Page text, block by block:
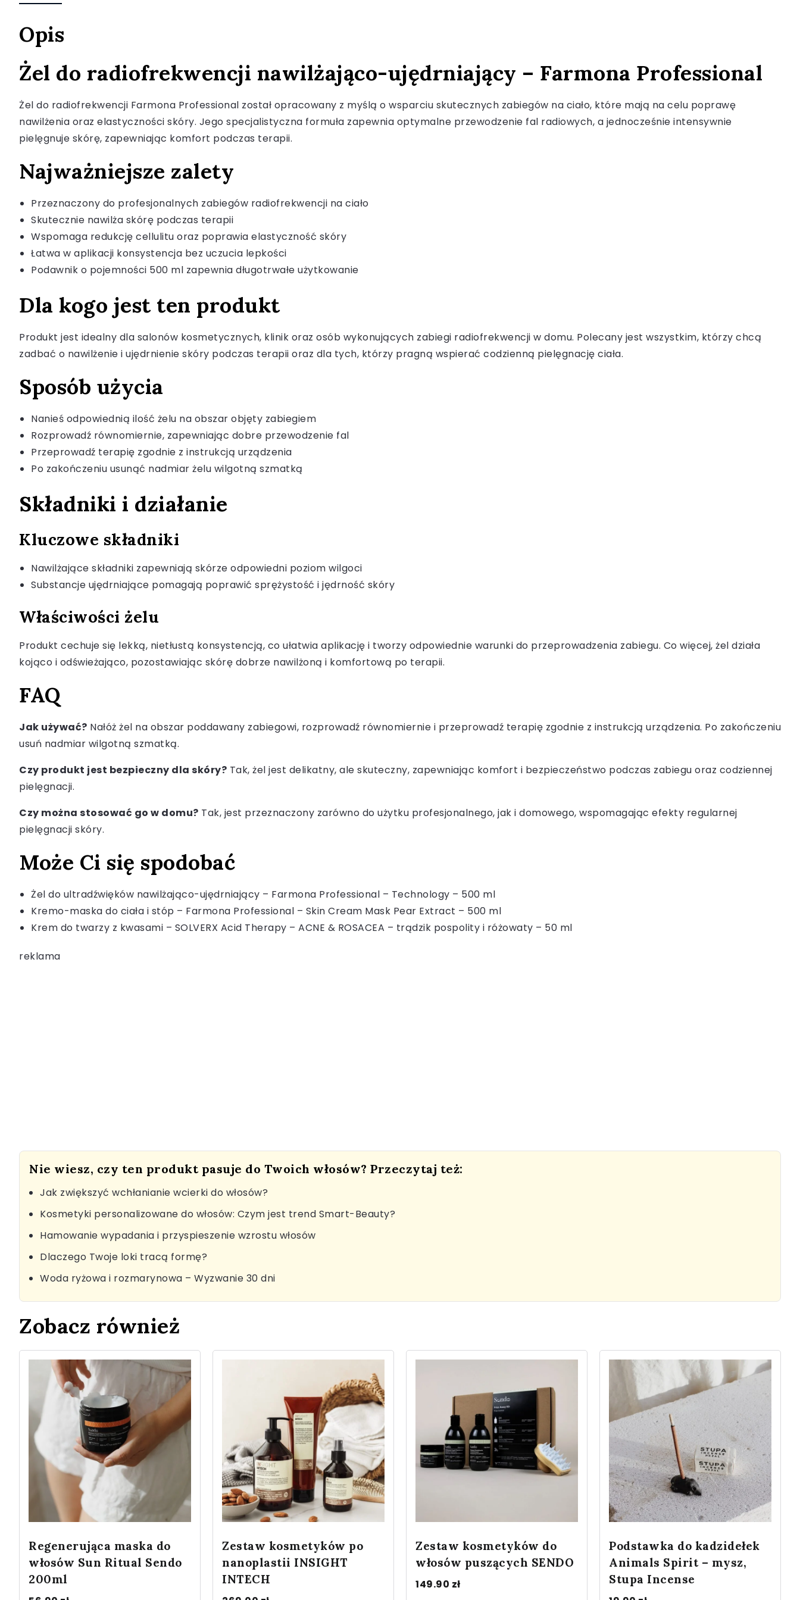
Opis
Żel do radiofrekwencji nawilżająco-ujędrniający – Farmona Professional
Żel do radiofrekwencji Farmona Professional został opracowany z myślą o wsparciu skutecznych zabiegów na ciało, które mają na celu poprawę
nawilżenia oraz elastyczności skóry. Jego specjalistyczna formuła zapewnia optymalne przewodzenie fal radiowych, a jednocześnie intensywnie
pielęgnuje skórę, zapewniając komfort podczas terapii.
Najważniejsze zalety
Przeznaczony do profesjonalnych zabiegów radiofrekwencji na ciało
Skutecznie nawilża skórę podczas terapii
Wspomaga redukcję cellulitu oraz poprawia elastyczność skóry
Łatwa w aplikacji konsystencja bez uczucia lepkości
Podawnik o pojemności 500 ml zapewnia długotrwałe użytkowanie
Dla kogo jest ten produkt
Produkt jest idealny dla salonów kosmetycznych, klinik oraz osób wykonujących zabiegi radiofrekwencji w domu. Polecany jest wszystkim, którzy chcą
zadbać o nawilżenie i ujędrnienie skóry podczas terapii oraz dla tych, którzy pragną wspierać codzienną pielęgnację ciała.
Sposób użycia
Nanieś odpowiednią ilość żelu na obszar objęty zabiegiem
Rozprowadź równomiernie, zapewniając dobre przewodzenie fal
Przeprowadź terapię zgodnie z instrukcją urządzenia
Po zakończeniu usunąć nadmiar żelu wilgotną szmatką
Składniki i działanie
Kluczowe składniki
Nawilżające składniki zapewniają skórze odpowiedni poziom wilgoci
Substancje ujędrniające pomagają poprawić sprężystość i jędrność skóry
Właściwości żelu
Produkt cechuje się lekką, nietłustą konsystencją, co ułatwia aplikację i tworzy odpowiednie warunki do przeprowadzenia zabiegu. Co więcej, żel działa
kojąco i odświeżająco, pozostawiając skórę dobrze nawilżoną i komfortową po terapii.
FAQ
Jak używać? Nałóż żel na obszar poddawany zabiegowi, rozprowadź równomiernie i przeprowadź terapię zgodnie z instrukcją urządzenia. Po zakończeniu
usuń nadmiar wilgotną szmatką.
Czy produkt jest bezpieczny dla skóry? Tak, żel jest delikatny, ale skuteczny, zapewniając komfort i bezpieczeństwo podczas zabiegu oraz codziennej
pielęgnacji.
Czy można stosować go w domu? Tak, jest przeznaczony zarówno do użytku profesjonalnego, jak i domowego, wspomagając efekty regularnej
pielęgnacji skóry.
Może Ci się spodobać
Żel do ultradźwięków nawilżająco-ujędrniający – Farmona Professional – Technology – 500 ml
Kremo-maska do ciała i stóp – Farmona Professional – Skin Cream Mask Pear Extract – 500 ml
Krem do twarzy z kwasami – SOLVERX Acid Therapy – ACNE & ROSACEA – trądzik pospolity i różowaty – 50 ml
reklama
Nie wiesz, czy ten produkt pasuje do Twoich włosów? Przeczytaj też:
Jak zwiększyć wchłanianie wcierki do włosów?
Kosmetyki personalizowane do włosów: Czym jest trend Smart-Beauty?
Hamowanie wypadania i przyspieszenie wzrostu włosów
Dlaczego Twoje loki tracą formę?
Woda ryżowa i rozmarynowa – Wyzwanie 30 dni
Zobacz również
Regenerująca maska do
włosów Sun Ritual Sendo
200ml
Zestaw kosmetyków po
nanoplastii INSIGHT
INTECH
Zestaw kosmetyków do
włosów puszących SENDO
149.90 zł
Podstawka do kadzidełek
Animals Spirit – mysz,
Stupa Incense